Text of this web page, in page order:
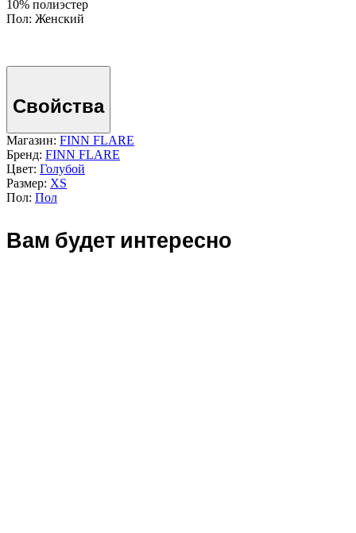
10% полиэстер
Пол: Женский
Свойства
Магазин: FINN FLARE
Бренд: FINN FLARE
Цвет: Голубой
Размер: XS
Пол: Пол
Вам будет интересно